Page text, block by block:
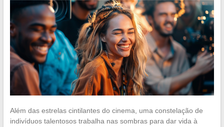
Além das estrelas cintilantes do cinema, uma constelação de
indivíduos talentosos trabalha nas sombras para dar vida à